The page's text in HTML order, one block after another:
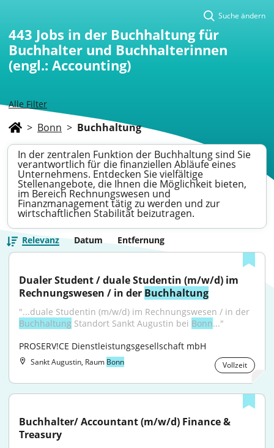
Alle Filter
Suche ändern
443 Jobs in der Buchhaltung für
Buchhalter und Buchhalterinnen
(engl.: Accounting)
> Bonn > Buchhaltung
In der zentralen Funktion der Buchhaltung sind Sie
verantwortlich für die finanziellen Abläufe eines
Unternehmens. Entdecken Sie vielfältige
Stellenangebote, die Ihnen die Möglichkeit bieten,
im Bereich Rechnungswesen und
Finanzmanagement tätig zu werden und zur
wirtschaftlichen Stabilität beizutragen.
Relevanz Datum Entfernung
Dualer Student / duale Studentin (m/w/d) im
Rechnungswesen / in der Buchhaltung
Buchhaltung Standort Sankt Augustin bei Bonn..."
PROSERV!CE Dienstleistungsgesellschaft mbH
Sankt Augustin, Raum Bonn Vollzeit
Buchhalter/ Accountant (m/w/d) Finance &
Treasury